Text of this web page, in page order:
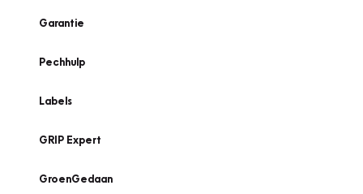
Garantie
Pechhulp
Labels
GRIP Expert
GroenGedaan